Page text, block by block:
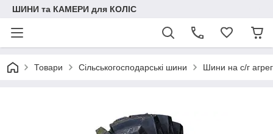
ШИНИ та КАМЕРИ для КОЛІС
Товари Сільськогосподарські шини Шини на с/г